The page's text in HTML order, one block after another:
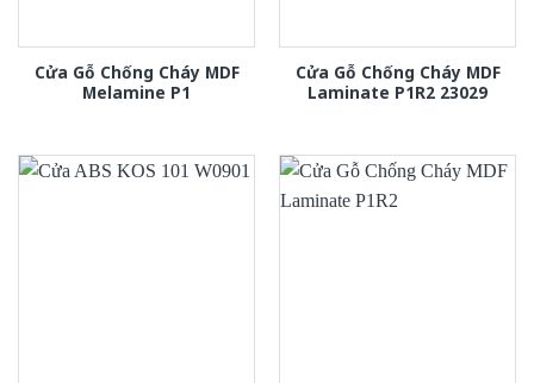
Cửa Gỗ Chống Cháy MDF
Melamine P1
Cửa Gỗ Chống Cháy MDF
Laminate P1R2 23029